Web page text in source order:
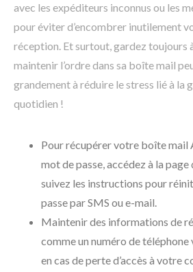
avec les expéditeurs inconnus ou les
pour éviter d’encombrer inutilement
réception. Et surtout, gardez toujours
maintenir l’ordre dans sa boîte mail
grandement à réduire le stress lié à la
quotidien !
Pour récupérer votre boîte mail
mot de passe, accédez à la
suivez les instructions pour
passe par SMS ou e-mail.
Maintenir des informations de
comme un numéro de
en cas de perte d’accès à votre